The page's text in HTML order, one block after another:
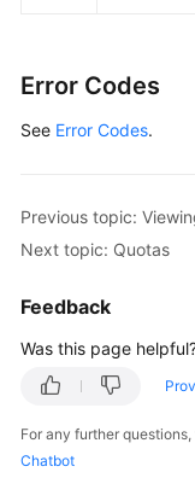
Error Codes
See Error Codes.
Previous topic:
Next topic: Quotas
Feedback
Was this page
For any further
Chatbot